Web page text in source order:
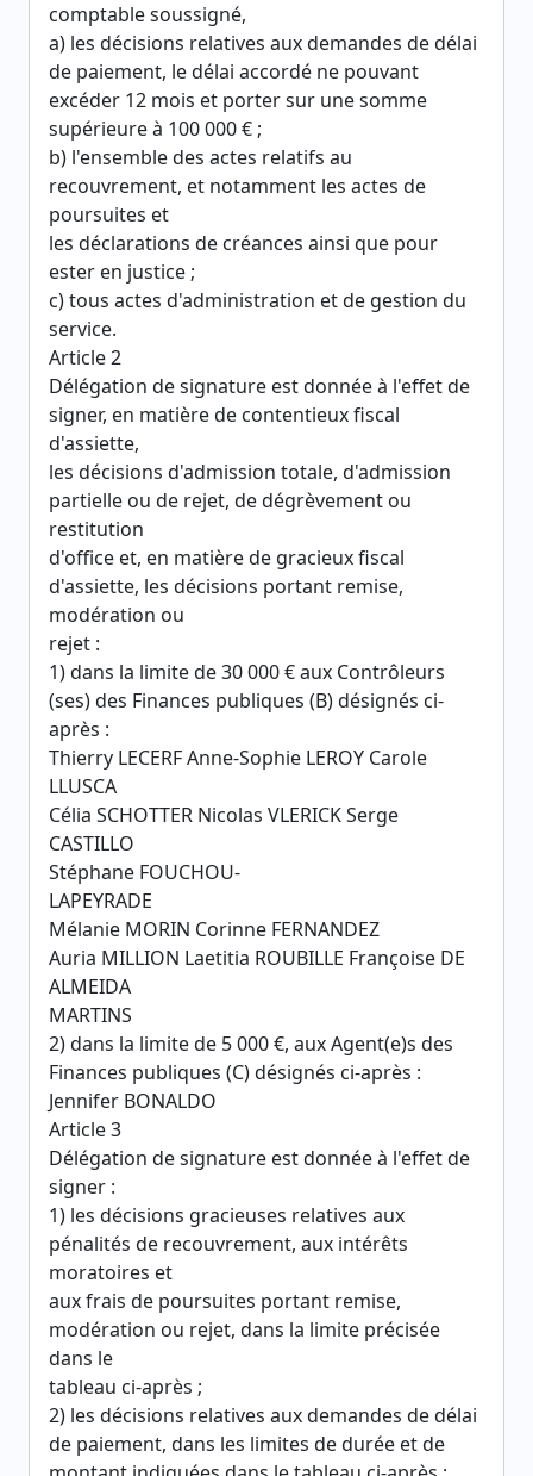
comptable soussigné,
a) les décisions relatives aux demandes de délai
de paiement, le délai accordé ne pouvant
excéder 12 mois et porter sur une somme
supérieure à 100 000 € ;
b) l'ensemble des actes relatifs au
recouvrement, et notamment les actes de
poursuites et
les déclarations de créances ainsi que pour
ester en justice ;
c) tous actes d'administration et de gestion du
service.
Article 2
Délégation de signature est donnée à l'effet de
signer, en matière de contentieux fiscal
d'assiette,
les décisions d'admission totale, d'admission
partielle ou de rejet, de dégrèvement ou
restitution
d'office et, en matière de gracieux fiscal
d'assiette, les décisions portant remise,
modération ou
rejet :
1) dans la limite de 30 000 € aux Contrôleurs
(ses) des Finances publiques (B) désignés ci-
après :
Thierry LECERF Anne-Sophie LEROY Carole
LLUSCA
Célia SCHOTTER Nicolas VLERICK Serge
CASTILLO
Stéphane FOUCHOU-
LAPEYRADE
Mélanie MORIN Corinne FERNANDEZ
Auria MILLION Laetitia ROUBILLE Françoise DE
ALMEIDA
MARTINS
2) dans la limite de 5 000 €, aux Agent(e)s des
Finances publiques (C) désignés ci-après :
Jennifer BONALDO
Article 3
Délégation de signature est donnée à l'effet de
signer :
1) les décisions gracieuses relatives aux
pénalités de recouvrement, aux intérêts
moratoires et
aux frais de poursuites portant remise,
modération ou rejet, dans la limite précisée
dans le
tableau ci-après ;
2) les décisions relatives aux demandes de délai
de paiement, dans les limites de durée et de